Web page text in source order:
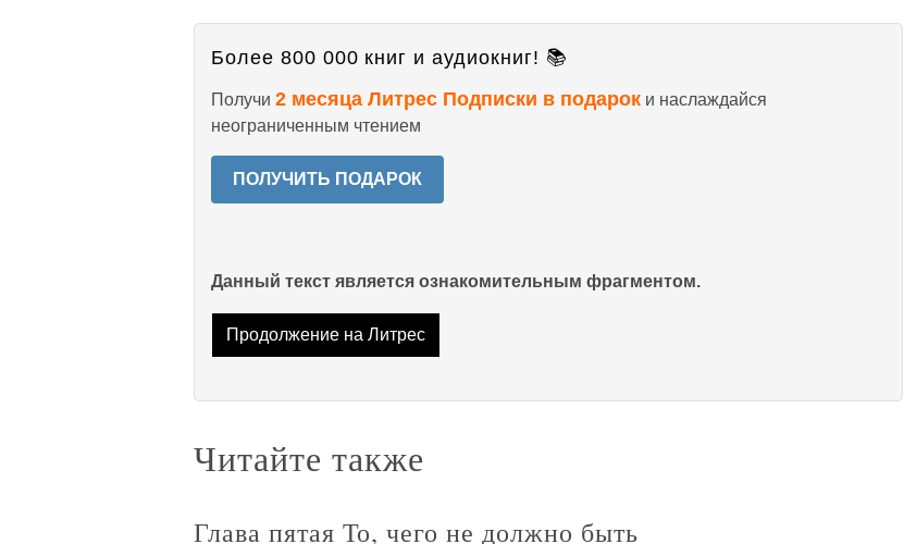
Более 800 000 книг и аудиокниг! 📚
Получи 2 месяца Литрес Подписки в подарок и наслаждайся
неограниченным чтением
ПОЛУЧИТЬ ПОДАРОК
Данный текст является ознакомительным фрагментом.
Продолжение на Литрес
Читайте также
Глава пятая То, чего не должно быть